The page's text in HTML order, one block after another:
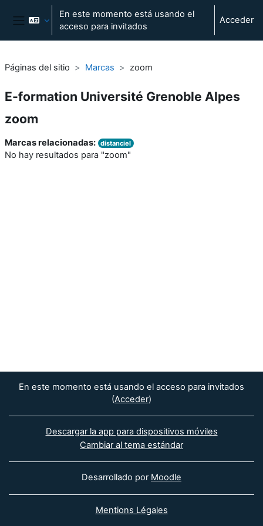
Salta al contenido principal
Panel lateral
En este momento está usando el
acceso para invitados
Acceder
Páginas del sitio Marcas zoom
E-formation Université Grenoble Alpes
zoom
Marcas relacionadas: distanciel
No hay resultados para "zoom"
En este momento está usando el acceso para invitados
(Acceder)
Descargar la app para dispositivos móviles
Cambiar al tema estándar
Desarrollado por Moodle
Mentions Légales